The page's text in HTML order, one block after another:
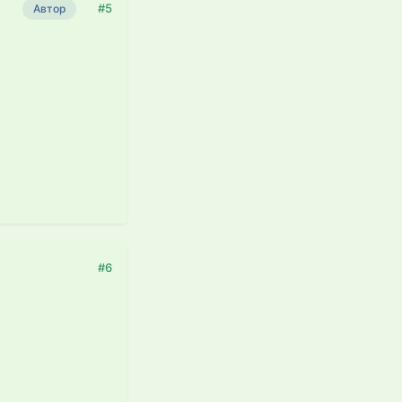
Автор #5
#6